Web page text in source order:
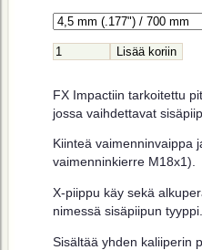
FX Impactiin tarkoitettu
jossa vaihdettavat
Kiinteä vaimenninvaippa
vaimenninkierre M18x1).
X-piippu käy sekä
nimessä sisäpiipun tyyppi.
Sisältää yhden kaliiperin